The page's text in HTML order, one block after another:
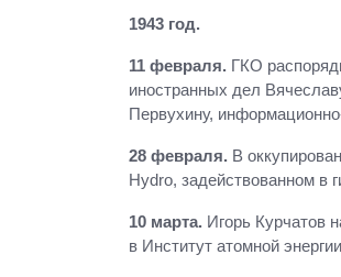
1943 год.
11 февраля. ГКО
иностранных дел
Первухину,
28 февраля. В
Hydro, задействованном в
10 марта. Игорь Курчатов
в Институт атомной